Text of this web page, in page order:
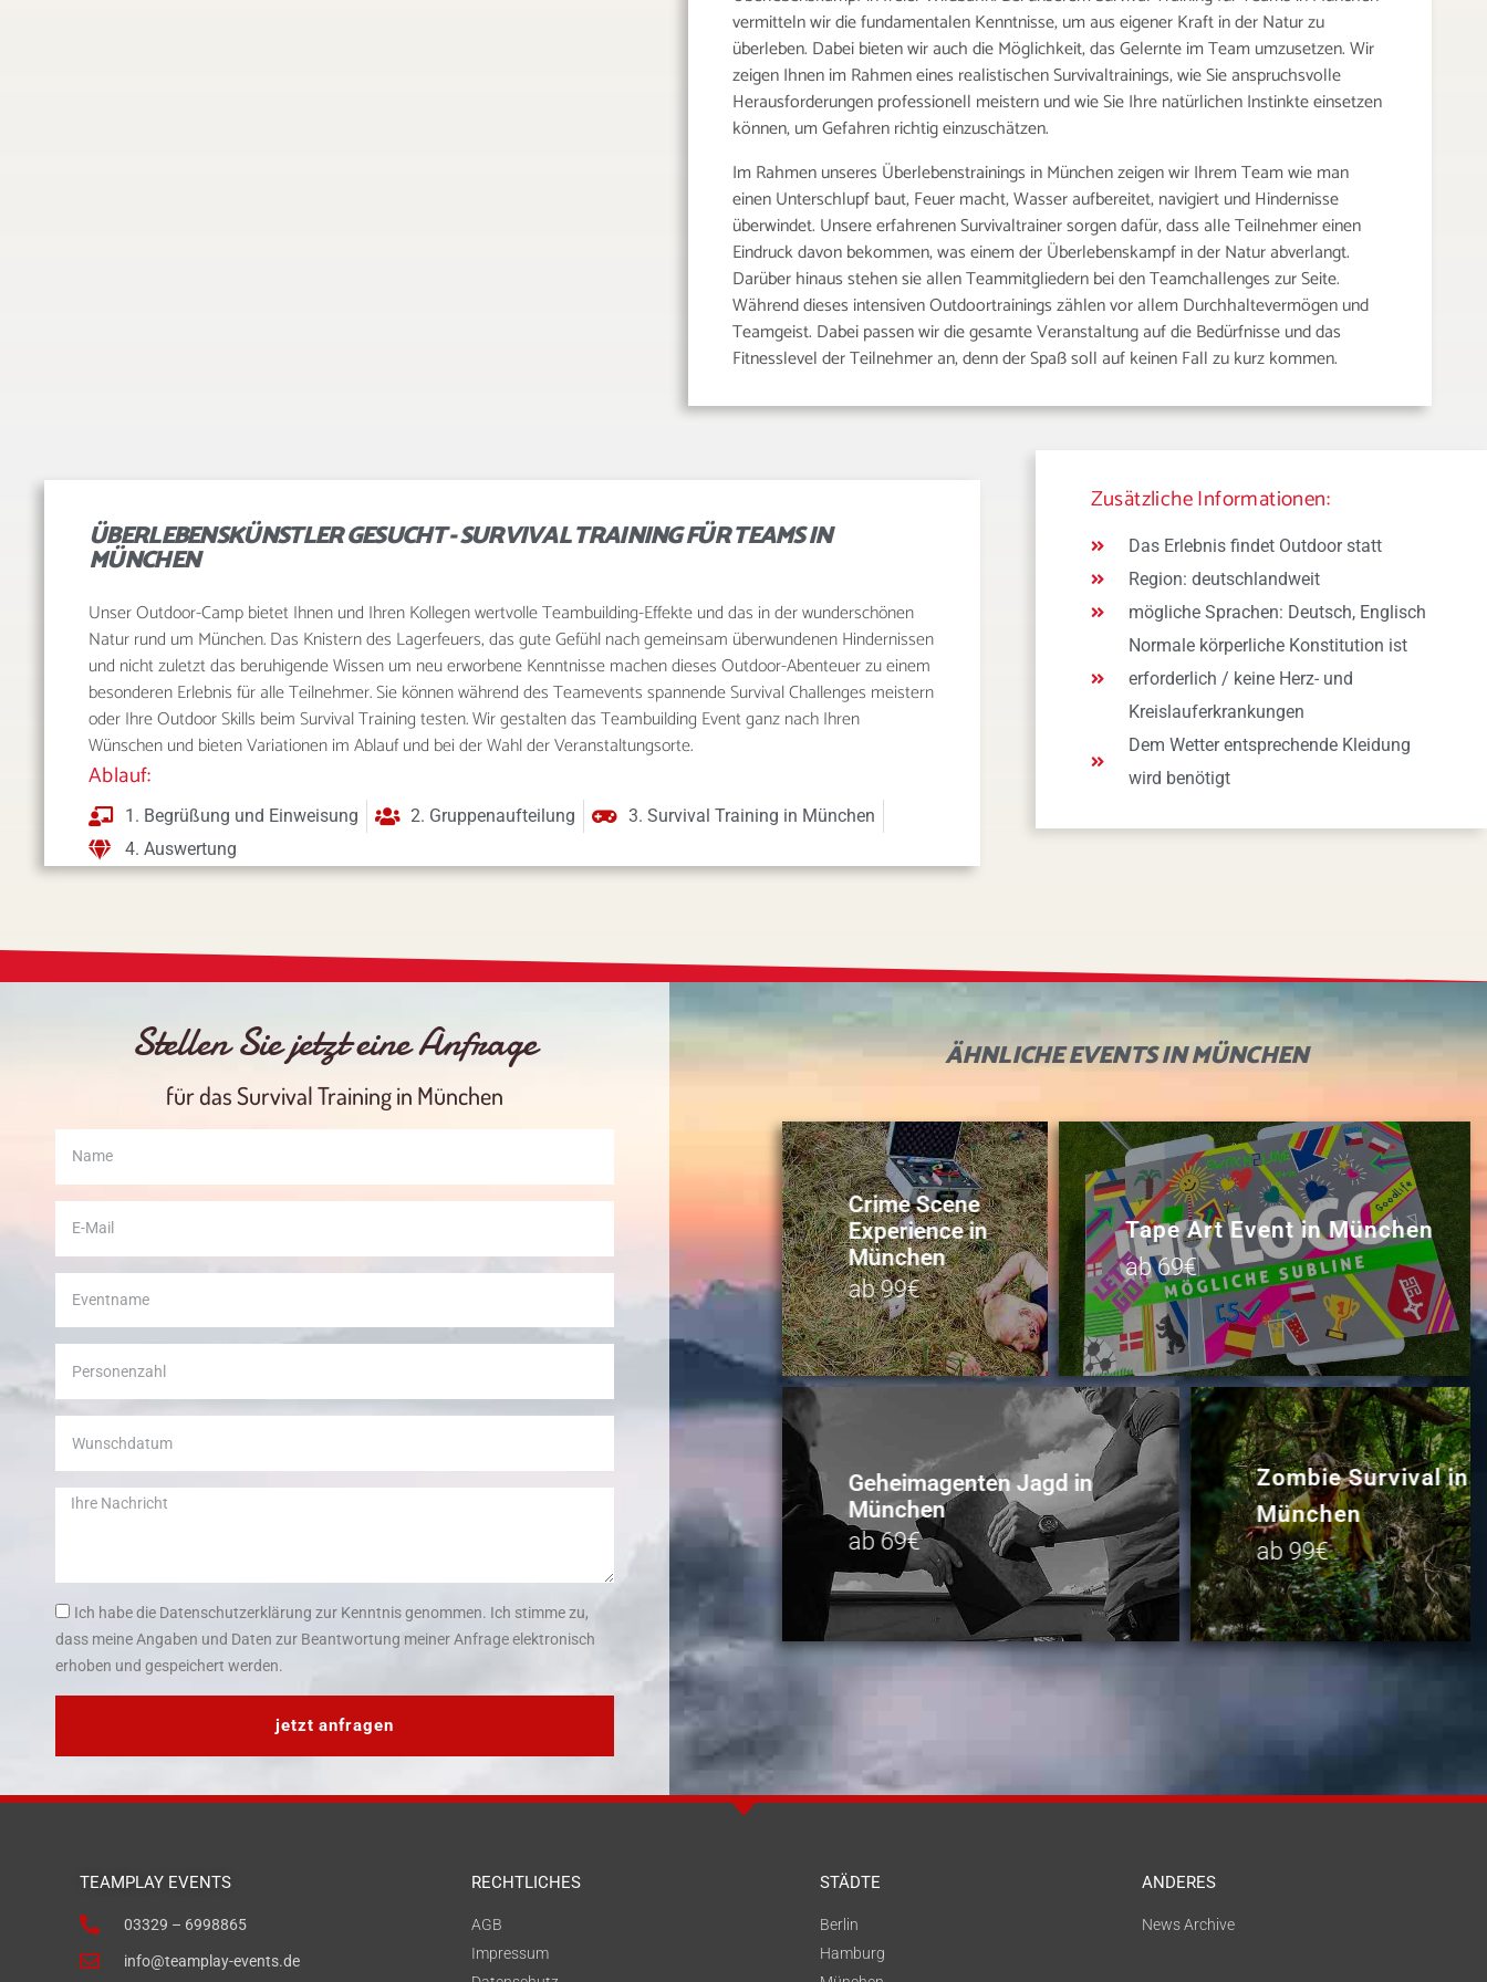
vermitteln wir die fundamentalen Kenntnisse, um aus eigener Kraft in der Natur zu
überleben. Dabei bieten wir auch die Möglichkeit, das Gelernte im Team umzusetzen. Wir
zeigen Ihnen im Rahmen eines realistischen Survivaltrainings, wie Sie anspruchsvolle
Herausforderungen professionell meistern und wie Sie Ihre natürlichen Instinkte einsetzen
können, um Gefahren richtig einzuschätzen.
Im Rahmen unseres Überlebenstrainings in München zeigen wir Ihrem Team wie man
einen Unterschlupf baut, Feuer macht, Wasser aufbereitet, navigiert und Hindernisse
überwindet. Unsere erfahrenen Survivaltrainer sorgen dafür, dass alle Teilnehmer einen
Eindruck davon bekommen, was einem der Überlebenskampf in der Natur abverlangt.
Darüber hinaus stehen sie allen Teammitgliedern bei den Teamchallenges zur Seite.
Während dieses intensiven Outdoortrainings zählen vor allem Durchhaltevermögen und
Teamgeist. Dabei passen wir die gesamte Veranstaltung auf die Bedürfnisse und das
Fitnesslevel der Teilnehmer an, denn der Spaß soll auf keinen Fall zu kurz kommen.
ÜBERLEBENSKÜNSTLER GESUCHT - SURVIVAL TRAINING FÜR TEAMS IN
MÜNCHEN
Unser Outdoor-Camp bietet Ihnen und Ihren Kollegen wertvolle Teambuilding-Effekte und das in der wunderschönen
Natur rund um München. Das Knistern des Lagerfeuers, das gute Gefühl nach gemeinsam überwundenen Hindernissen
und nicht zuletzt das beruhigende Wissen um neu erworbene Kenntnisse machen dieses Outdoor-Abenteuer zu einem
besonderen Erlebnis für alle Teilnehmer. Sie können während des Teamevents spannende Survival Challenges meistern
oder Ihre Outdoor Skills beim Survival Training testen. Wir gestalten das Teambuilding Event ganz nach Ihren
Wünschen und bieten Variationen im Ablauf und bei der Wahl der Veranstaltungsorte.
Ablauf:
1. Begrüßung und Einweisung 2. Gruppenaufteilung
3. Survival Training in München
4. Auswertung
Zusätzliche Informationen:
Das Erlebnis findet Outdoor statt
Region: deutschlandweit
mögliche Sprachen: Deutsch, Englisch
Normale körperliche Konstitution ist
erforderlich / keine Herz- und
Kreislauferkrankungen
Dem Wetter entsprechende Kleidung
wird benötigt
Stellen Sie jetzt eine Anfrage
für das Survival Training in München
Ich habe die Datenschutzerklärung zur Kenntnis genommen. Ich stimme zu,
dass meine Angaben und Daten zur Beantwortung meiner Anfrage elektronisch
erhoben und gespeichert werden.
jetzt anfragen
ÄHNLICHEEVENTS IN MÜNCHEN
Crime Scene
Experience in
München
ab 99€
Tape Art Event in München
ab 69€
Geheimagenten Jagd in
München
ab 69€
Zombie Survival in
München
ab 99€
TEAMPLAY EVENTS
03329 – 6998865
info@teamplay-events.de
RECHTLICHES
AGB
Impressum
STÄDTE
Berlin
Hamburg
ANDERES
News Archive